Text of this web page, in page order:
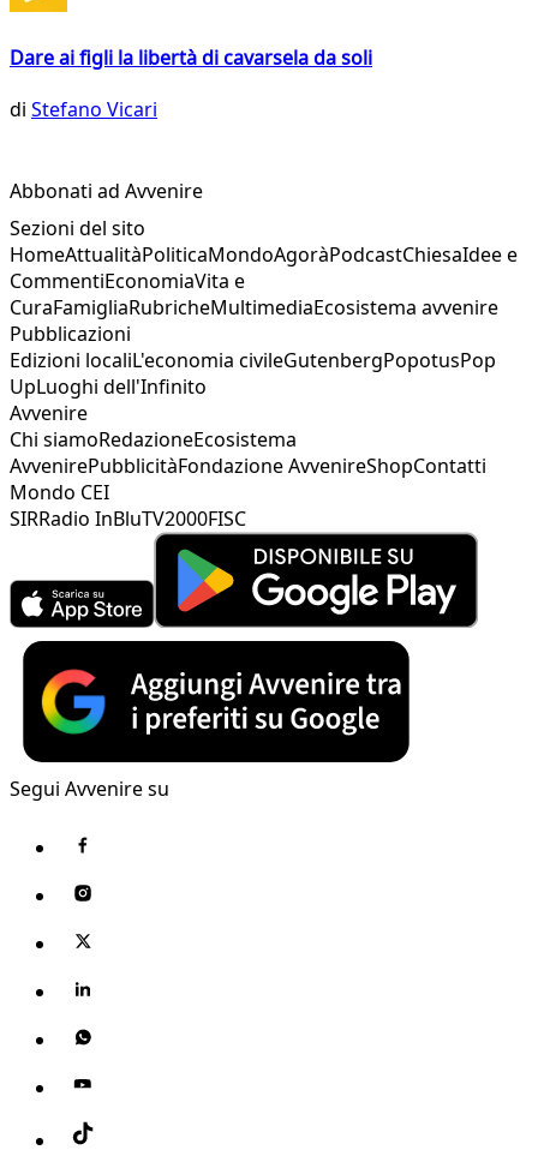
Dare ai figli la libertà di cavarsela da soli
di Stefano Vicari
Abbonati ad Avvenire
Sezioni del sito
HomeAttualitàPoliticaMondoAgoràPodcastChiesaIdee e
CommentiEconomiaVita e
CuraFamigliaRubricheMultimediaEcosistema avvenire
Pubblicazioni
Edizioni localiL'economia civileGutenbergPopotusPop
UpLuoghi dell'Infinito
Avvenire
Chi siamoRedazioneEcosistema
AvvenirePubblicitàFondazione AvvenireShopContatti
Mondo CEI
SIRRadio InBluTV2000FISC
Segui Avvenire su